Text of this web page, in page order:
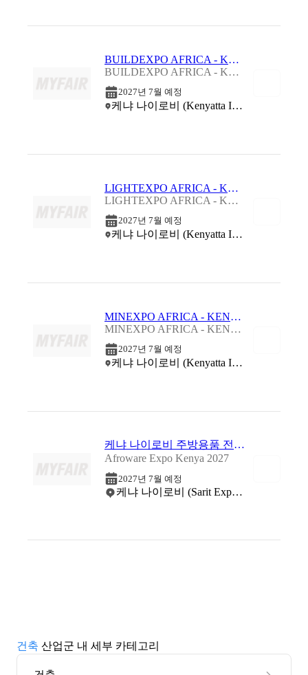
BUILDEXPO AFRICA - KENYA 2027
BUILDEXPO AFRICA - KENYA 2027
2027년 7월 예정
케냐 나이로비 (Kenyatta International Conference Center)
LIGHTEXPO AFRICA - KENYA 2027
LIGHTEXPO AFRICA - KENYA 2027
2027년 7월 예정
케냐 나이로비 (Kenyatta International Conference Center)
MINEXPO AFRICA - KENYA 2027
MINEXPO AFRICA - KENYA 2027
2027년 7월 예정
케냐 나이로비 (Kenyatta International Conference Center)
케냐 나이로비 주방용품 전시회 2027
Afroware Expo Kenya 2027
2027년 7월 예정
케냐 나이로비 (Sarit Expo Centre)
건축 산업군 내 세부 카테고리